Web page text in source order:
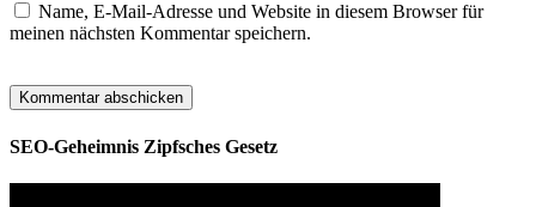
Name, E-Mail-Adresse und Website in diesem Browser für
meinen nächsten Kommentar speichern.
SEO-Geheimnis Zipfsches Gesetz